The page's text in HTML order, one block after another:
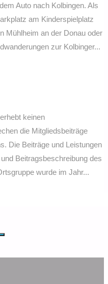
Suche
Auto nach Kolbingen. Als
am Kinderspielplatz
Mühlheim an der Donau oder
zur Kolbinger...
keinen
die Mitgliedsbeiträge
Die Beiträge und Leistungen
Beitragsbeschreibung des
wurde im Jahr...